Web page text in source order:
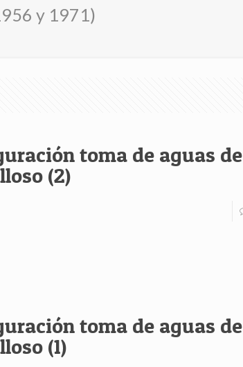
y 1971)
toma de aguas de
(2)
toma de aguas de
(1)